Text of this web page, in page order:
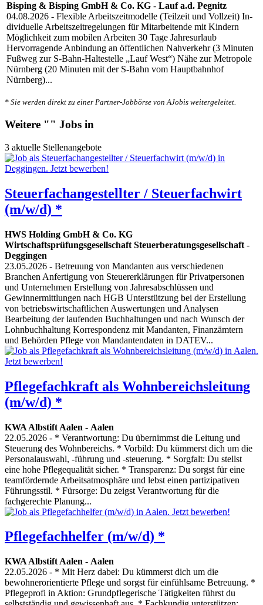
Bisping & Bisping GmbH & Co. KG - Lauf a.d. Pegnitz
04.08.2026 - Fle­xi­ble Ar­beits­zeit­mo­del­le (Teilzeit und Voll­zeit) In­
di­vi­du­el­le Ar­beits­zeit­re­ge­lun­gen für Mit­ar­bei­ten­de mit Kin­dern
Möglichkeit zum mobilen Arbeiten 30 Tage Jahresurlaub
Hervorragende Anbindung an öffentlichen Nahverkehr (3 Minuten
Fußweg zur S-Bahn-Haltestelle „Lauf West“) Nähe zur Metropole
Nürnberg (20 Minuten mit der S-Bahn vom Hauptbahnhof
Nürnberg)...
* Sie werden direkt zu einer Partner-Jobbörse von AJobis weitergeleitet.
Weitere "" Jobs in
3 aktuelle Stellenangebote
Steuerfachangestellter / Steuerfachwirt
(m/w/d) *
HWS Holding GmbH & Co. KG
Wirtschaftsprüfungsgesellschaft Steuerberatungsgesellschaft -
Deggingen
23.05.2026 - Betreuung von Mandanten aus verschiedenen
Branchen Anfertigung von Steuererklärungen für Privatpersonen
und Unternehmen Erstellung von Jahresabschlüssen und
Gewinnermittlungen nach HGB Unterstützung bei der Erstellung
von betriebswirtschaftlichen Auswertungen und Analysen
Bearbeitung der laufenden Buchhaltungen und nach Wunsch der
Lohnbuchhaltung Korrespondenz mit Mandanten, Finanzämtern
und Behörden Pflege von Mandantendaten in DATEV...
Pflegefachkraft als Wohnbereichsleitung
(m/w/d) *
KWA Albstift Aalen - Aalen
22.05.2026 - * Verantwortung: Du übernimmst die Leitung und
Steuerung des Wohnbereichs. * Vorbild: Du kümmerst dich um die
Personalauswahl, -führung und -steuerung. * Sorgfalt: Du stellst
eine hohe Pflegequalität sicher. * Transparenz: Du sorgst für eine
teamfördernde Arbeitsatmosphäre und lebst einen partizipativen
Führungsstil. * Fürsorge: Du zeigst Verantwortung für die
fachgerechte Planung...
Pflegefachhelfer (m/w/d) *
KWA Albstift Aalen - Aalen
22.05.2026 - * Mit Herz dabei: Du kümmerst dich um die
bewohnerorientierte Pflege und sorgst für einfühlsame Betreuung. *
Pflegeprofi in Aktion: Grundpflegerische Tätigkeiten führst du